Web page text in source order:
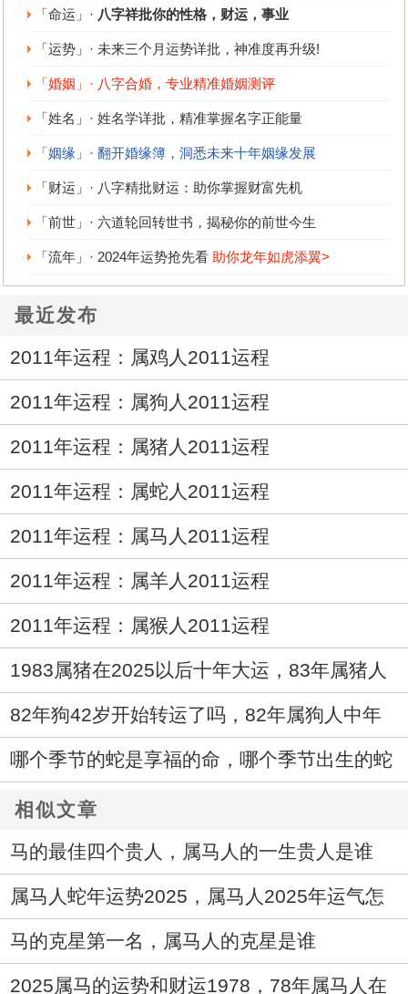
「命运」· 八字祥批你的性格，财运，事业
「运势」· 未来三个月运势详批，神准度再升级!
「婚姻」· 八字合婚，专业精准婚姻测评
「姓名」· 姓名学详批，精准掌握名字正能量
「姻缘」· 翻开婚缘簿，洞悉未来十年姻缘发展
「财运」· 八字精批财运：助你掌握财富先机
「前世」· 六道轮回转世书，揭秘你的前世今生
「流年」· 2024年运势抢先看 助你龙年如虎添翼>
最近发布
2011年运程：属鸡人2011运程
2011年运程：属狗人2011运程
2011年运程：属猪人2011运程
2011年运程：属蛇人2011运程
2011年运程：属马人2011运程
2011年运程：属羊人2011运程
2011年运程：属猴人2011运程
1983属猪在2025以后十年大运，83年属猪人
未来十年运气
82年狗42岁开始转运了吗，82年属狗人中年
运势走向如何
哪个季节的蛇是享福的命，哪个季节出生的蛇
最好命
相似文章
马的最佳四个贵人，属马人的一生贵人是谁
属马人蛇年运势2025，属马人2025年运气怎
么样
马的克星第一名，属马人的克星是谁
2025属马的运势和财运1978，78年属马人在